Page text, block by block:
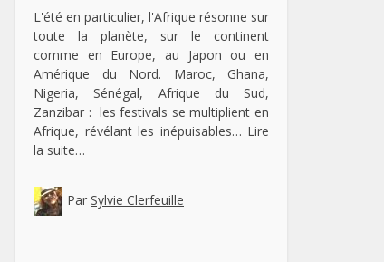
L'été en particulier, l'Afrique résonne sur
toute la planète, sur le continent
comme en Europe, au Japon ou en
Amérique du Nord. Maroc, Ghana,
Nigeria, Sénégal, Afrique du Sud,
Zanzibar : les festivals se multiplient en
Afrique, révélant les inépuisables… Lire
la suite…
Par Sylvie Clerfeuille